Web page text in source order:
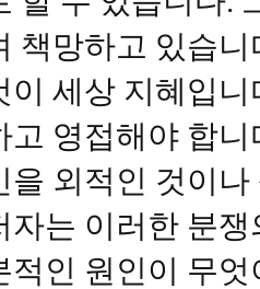
책망하고 있습
이 세상 지혜입
고 영접해야 합
을 외적인 것이
자는 이러한 분
적인 원인이 무